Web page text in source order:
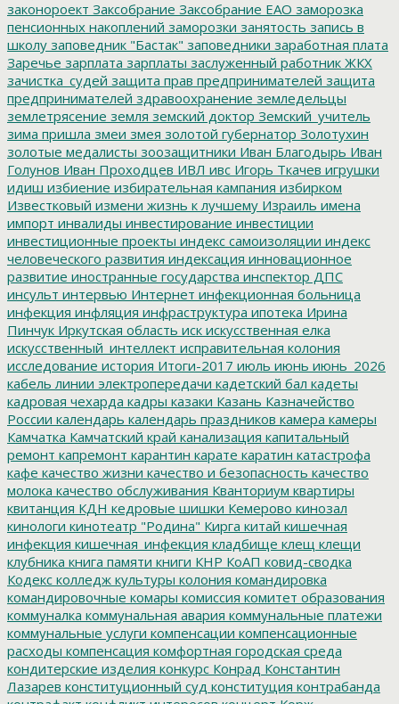
законороект Заксобрание Заксобрание ЕАО заморозка
пенсионных накоплений заморозки занятость запись в
школу заповедник "Бастак" заповедники заработная плата
Заречье зарплата зарплаты заслуженный работник ЖКХ
зачистка_судей защита прав предпринимателей защита
предпринимателей здравоохранение земледельцы
землетрясение земля земский доктор Земский_учитель
зима пришла змеи змея золотой губернатор Золотухин
золотые медалисты зоозащитники Иван Благодырь Иван
Голунов Иван Проходцев ИВЛ ивс Игорь Ткачев игрушки
идиш избиение избирательная кампания избирком
Известковый измени жизнь к лучшему Израиль имена
импорт инвалиды инвестирование инвестиции
инвестиционные проекты индекс самоизоляции индекс
человеческого развития индексация инновационное
развитие иностранные государства инспектор ДПС
инсульт интервью Интернет инфекционная больница
инфекция инфляция инфраструктура ипотека Ирина
Пинчук Иркутская область иск искусственная елка
искусственный_интеллект исправительная колония
исследование история Итоги-2017 июль июнь июнь_2026
кабель линии электропередачи кадетский бал кадеты
кадровая чехарда кадры казаки Казань Казначейство
России календарь календарь праздников камера камеры
Камчатка Камчатский край канализация капитальный
ремонт капремонт карантин карате каратин катастрофа
кафе качество жизни качество и безопасность качество
молока качество обслуживания Кванториум квартиры
квитанция КДН кедровые шишки Кемерово кинозал
кинологи кинотеатр "Родина" Кирга китай кишечная
инфекция кишечная_инфекция кладбище клещ клещи
клубника книга памяти книги КНР КоАП ковид-сводка
Кодекс колледж культуры колония командировка
командировочные комары комиссия комитет образования
коммуналка коммунальная авария коммунальные платежи
коммунальные услуги компенсации компенсационные
расходы компенсация комфортная городская среда
кондитерские изделия конкурс Конрад Константин
Лазарев конституционный суд конституция контрабанда